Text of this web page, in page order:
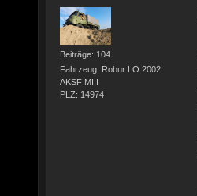
Beiträge: 104
Fahrzeug: Robur LO 2002
AKSF MIII
PLZ: 14974